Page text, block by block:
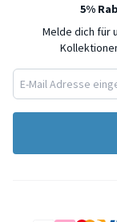
5%
Melde dich für